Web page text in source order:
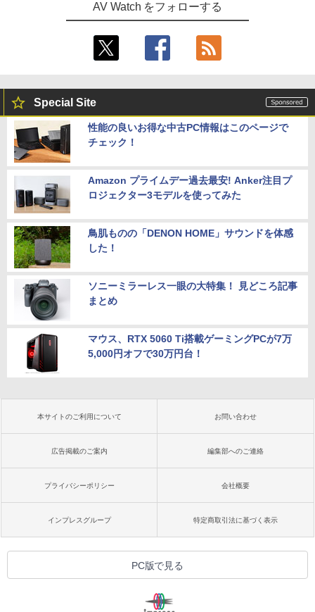
AV Watch をフォローする
Special Site
性能の良いお得な中古PC情報はこのページで
チェック！
Amazon プライムデー過去最安! Anker注目プ
ロジェクター3モデルを使ってみた
鳥肌ものの「DENON HOME」サウンドを体感
した！
ソニーミラーレス一眼の大特集！ 見どころ記事
まとめ
マウス、RTX 5060 Ti搭載ゲーミングPCが7万
5,000円オフで30万円台！
本サイトのご利用について お問い合わせ
広告掲載のご案内 編集部へのご連絡
プライバシーポリシー 会社概要
インプレスグループ 特定商取引法に基づく表示
PC版で見る